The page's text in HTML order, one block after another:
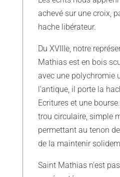
achevé sur une croix,
hache libérateur.
Du XVIIIe, notre
Mathias est en bois
avec une polychromie
l'antique, il porte la
Ecritures et une
trou circulaire, simple
permettant au tenon
de la maintenir
Saint Mathias n'est